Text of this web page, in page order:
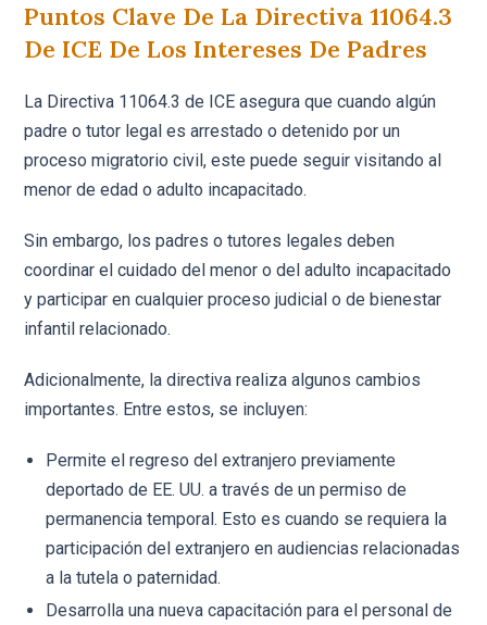
Puntos Clave De La Directiva 11064.3
De ICE De Los Intereses De Padres
La Directiva 11064.3 de ICE asegura que cuando algún
padre o tutor legal es arrestado o detenido por un
proceso migratorio civil, este puede seguir visitando al
menor de edad o adulto incapacitado.
Sin embargo, los padres o tutores legales deben
coordinar el cuidado del menor o del adulto incapacitado
y participar en cualquier proceso judicial o de bienestar
infantil relacionado.
Adicionalmente, la directiva realiza algunos cambios
importantes. Entre estos, se incluyen:
Permite el regreso del extranjero previamente
deportado de EE. UU. a través de un permiso de
permanencia temporal. Esto es cuando se requiera la
participación del extranjero en audiencias relacionadas
a la tutela o paternidad.
Desarrolla una nueva capacitación para el personal de